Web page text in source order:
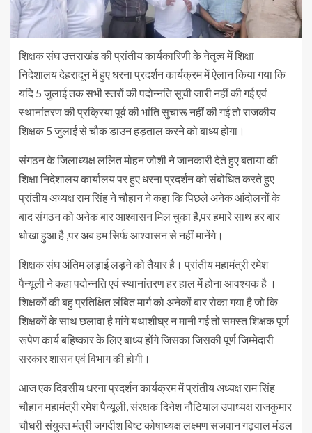
शिक्षक संघ उत्तराखंड की प्रांतीय कार्यकारिणी के नेतृत्व में शिक्षा
निदेशालय देहरादून में हुए धरना प्रदर्शन कार्यक्रम में ऐलान किया गया कि
यदि 5 जुलाई तक सभी स्तरों की पदोन्नति सूची जारी नहीं की गई एवं
स्थानांतरण की प्रक्रिया पूर्व की भांति सुचारू नहीं की गई तो राजकीय
शिक्षक 5 जुलाई से चौक डाउन हड़ताल करने को बाध्य होगा।
संगठन के जिलाध्यक्ष ललित मोहन जोशी ने जानकारी देते हुए बताया की
शिक्षा निदेशालय कार्यालय पर हुए धरना प्रदर्शन को संबोधित करते हुए
प्रांतीय अध्यक्ष राम सिंह ने चौहान ने कहा कि पिछले अनेक आंदोलनों के
बाद संगठन को अनेक बार आश्वासन मिल चुका है,पर हमारे साथ हर बार
धोखा हुआ है ,पर अब हम सिर्फ आश्वासन से नहीं मानेंगे।
शिक्षक संघ अंतिम लड़ाई लड़ने को तैयार है। प्रांतीय महामंत्री रमेश
पैन्यूली ने कहा पदोन्नति एवं स्थानांतरण हर हाल में होना आवश्यक है ।
शिक्षकों की बहु प्रतिक्षित लंबित मार्ग को अनेकों बार रोका गया है जो कि
शिक्षकों के साथ छलावा है मांगे यथाशीघ्र न मानी गई तो समस्त शिक्षक पूर्ण
रूपेण कार्य बहिष्कार के लिए बाध्य होंगे जिसका जिसकी पूर्ण जिम्मेदारी
सरकार शासन एवं विभाग की होगी।
आज एक दिवसीय धरना प्रदर्शन कार्यक्रम में प्रांतीय अध्यक्ष राम सिंह
चौहान महामंत्री रमेश पैन्यूली, संरक्षक दिनेश नौटियाल उपाध्यक्ष राजकुमार
चौधरी संयुक्त मंत्री जगदीश बिष्ट कोषाध्यक्ष लक्ष्मण सजवान गढ़वाल मंडल